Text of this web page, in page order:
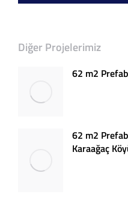
Diğer Projelerimiz
62 m2
62 m2
Karaağaç